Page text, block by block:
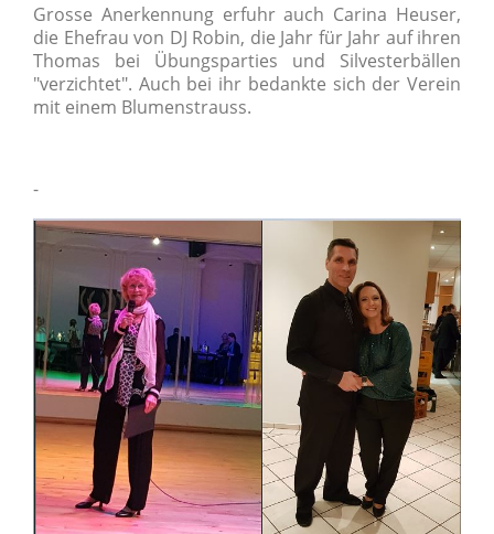
Grosse Anerkennung erfuhr auch Carina Heuser,
die Ehefrau von DJ Robin, die Jahr für Jahr auf ihren
Thomas bei Übungsparties und Silvesterbällen
"verzichtet". Auch bei ihr bedankte sich der Verein
mit einem Blumenstrauss.
-